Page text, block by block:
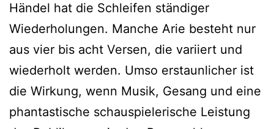
Händel hat die Schleifen ständiger
Wiederholungen. Manche Arie besteht nur
aus vier bis acht Versen, die variiert und
wiederholt werden. Umso erstaunlicher ist
die Wirkung, wenn Musik, Gesang und eine
phantastische schauspielerische Leistung